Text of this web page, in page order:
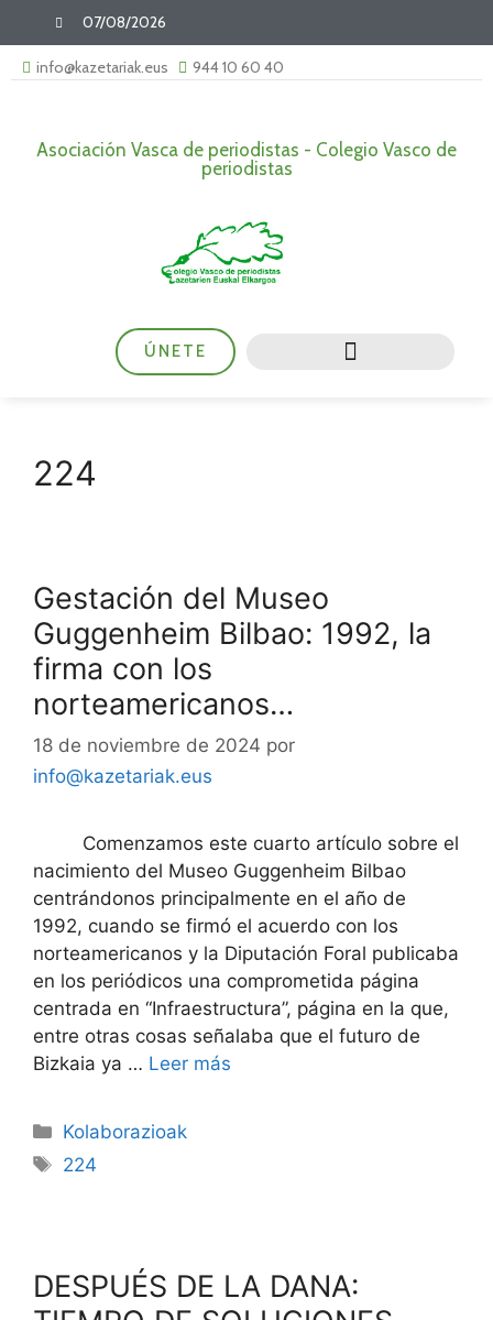
07/08/2026
info@kazetariak.eus 944 10 60 40
Asociación Vasca de periodistas - Colegio Vasco de
periodistas
ÚNETE
224
Gestación del Museo
Guggenheim Bilbao: 1992, la
firma con los
norteamericanos…
18 de noviembre de 2024 por
info@kazetariak.eus
Comenzamos este cuarto artículo sobre el
nacimiento del Museo Guggenheim Bilbao
centrándonos principalmente en el año de
1992, cuando se firmó el acuerdo con los
norteamericanos y la Diputación Foral publicaba
en los periódicos una comprometida página
centrada en “Infraestructura”, página en la que,
entre otras cosas señalaba que el futuro de
Bizkaia ya … Leer más
Kolaborazioak
224
DESPUÉS DE LA DANA: